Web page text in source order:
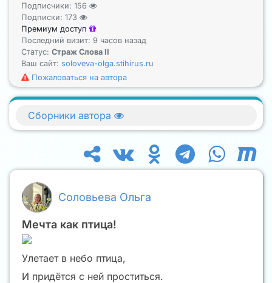
Подписчики: 156
Подписки: 173
Премиум доступ
Последний визит: 9 часов назад
Статус: Страж Слова II
Ваш сайт: soloveva-olga.stihirus.ru
Пожаловаться на автора
Соловьева Ольга
Мечта как птица!
Улетает в небо птица,
И придётся с ней проститься.
Сборники автора